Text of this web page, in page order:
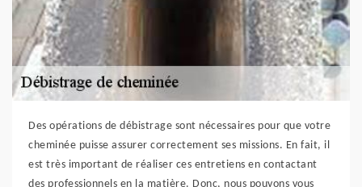
Des opérations de débistrage sont nécessaires pour que votre
cheminée puisse assurer correctement ses missions. En fait, il
est très important de réaliser ces entretiens en contactant
des professionnels en la matière. Donc, nous pouvons vous